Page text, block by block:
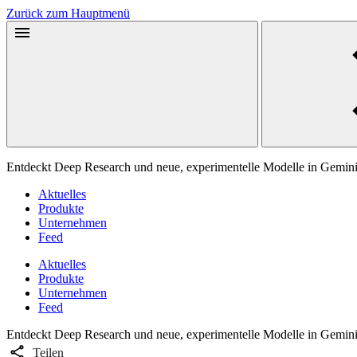
Zurück zum Hauptmenü
Entdeckt Deep Research und neue, experimentelle Modelle in Gemini
Aktuelles
Produkte
Unternehmen
Feed
Aktuelles
Produkte
Unternehmen
Feed
Entdeckt Deep Research und neue, experimentelle Modelle in Gemini
Teilen